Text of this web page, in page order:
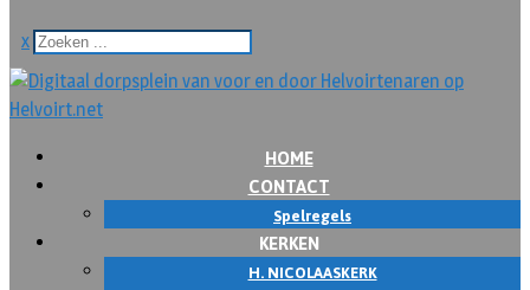
x
HOME
CONTACT
Spelregels
KERKEN
H. NICOLAASKERK